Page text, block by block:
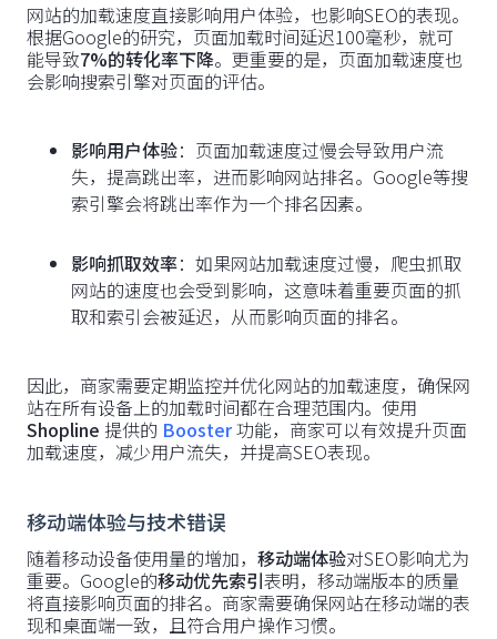
网站的加载速度直接影响用户体验，也影响SEO的表现。
根据Google的研究，页面加载时间延迟100毫秒，就可
能导致7%的转化率下降。更重要的是，页面加载速度也
会影响搜索引擎对页面的评估。
影响用户体验：页面加载速度过慢会导致用户流
失，提高跳出率，进而影响网站排名。Google等搜
索引擎会将跳出率作为一个排名因素。
影响抓取效率：如果网站加载速度过慢，爬虫抓取
网站的速度也会受到影响，这意味着重要页面的抓
取和索引会被延迟，从而影响页面的排名。
因此，商家需要定期监控并优化网站的加载速度，确保网
站在所有设备上的加载时间都在合理范围内。使用
Shopline 提供的 Booster功能，商家可以有效提升页面
加载速度，减少用户流失，并提高SEO表现。
移动端体验与技术错误
随着移动设备使用量的增加， 移动端体验对SEO影响尤为
重要。Google的移动优先索引表明，移动端版本的质量
将直接影响页面的排名。商家需要确保网站在移动端的表
现和桌面端一致，且符合用户操作习惯。